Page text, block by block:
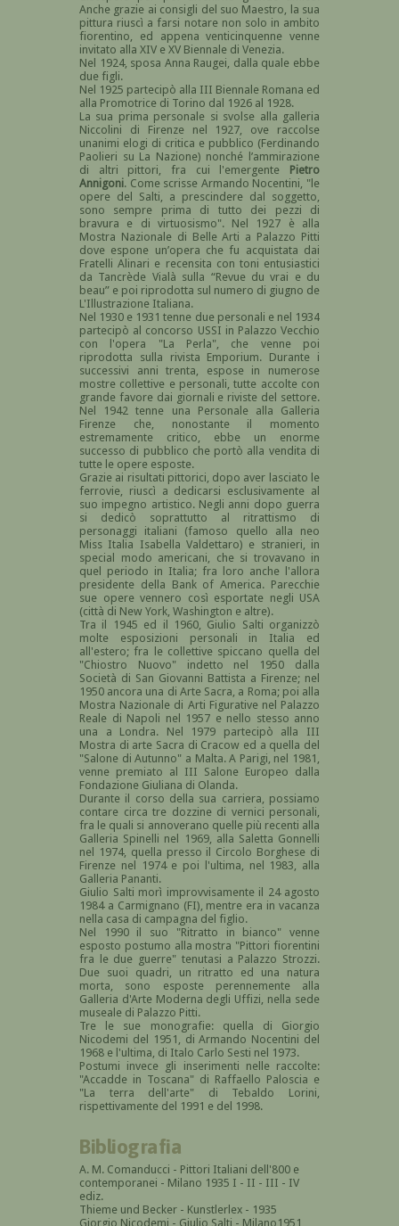
Anche grazie ai consigli del suo Maestro, la sua
pittura riuscì a farsi notare non solo in ambito
fiorentino, ed appena venticinquenne venne
invitato alla XIV e XV Bienna­le di Venezia.
Nel 1924, sposa Anna Raugei, dalla quale ebbe
due figli.
Nel 1925 partecipò alla III Biennale Romana ed
alla Promotrice di Torino dal 1926 al 1928.
La sua prima personale si svolse alla galleria
Niccolini di Firenze nel 1927, ove raccolse
unanimi elogi di critica e pubblico (Ferdi­nando
Paolieri su La Nazione) nonché l’ammirazione
di altri pittori, fra cui l'emergente Pietro
Annigoni. Come scrisse Armando Nocentini, "le
opere del Salti, a prescindere dal soggetto,
sono sempre prima di tutto dei pezzi di
bravura e di virtuosismo". Nel 1927 è alla
Mostra Nazionale di Belle Arti a Palazzo Pitti
dove espone un’opera che fu acquistata dai
Fratelli Alinari e recensita con toni entusiastici
da Tancrède Vialà sulla “Revue du vrai e du
beau” e poi riprodotta sul numero di giugno de
L'Illustrazione Italiana.
Nel 1930 e 1931 tenne due personali e nel 1934
partecipò al concorso USSI in Palazzo Vecchio
con l'opera "La Perla", che venne poi
riprodotta sulla rivista Emporium. Durante i
successivi anni trenta, espose in numerose
mostre collettive e personali, tutte accolte con
grande favore dai giornali e riviste del settore.
Nel 1942 tenne una Personale alla Galleria
Firenze che, nonostante il momento
estremamente critico, ebbe un enorme
successo di pubblico che portò alla vendita di
tutte le opere esposte.
Grazie ai risultati pittorici, dopo aver lasciato le
ferrovie, riuscì a dedicarsi esclusivamente al
suo impegno artistico. Negli anni dopo guerra
si dedicò soprattutto al ritrattismo di
personaggi italiani (famoso quello alla neo
Miss Italia Isabella Valdettaro) e stranieri, in
special modo americani, che si trovavano in
quel periodo in Italia; fra loro anche l'allora
presidente della Bank of America. Parecchie
sue opere vennero così esportate negli USA
(città di New York, Washington e altre).
Tra il 1945 ed il 1960, Giulio Salti organizzò
molte esposizioni personali in Italia ed
all'estero; fra le collettive spiccano quella del
"Chiostro Nuovo" indetto nel 1950 dalla
Società di San Giovanni Battista a Firenze; nel
1950 ancora una di Arte Sacra, a Roma; poi alla
Mostra Nazionale di Arti Figurative nel Palazzo
Reale di Napoli nel 1957 e nello stesso anno
una a Londra. Nel 1979 partecipò alla III
Mostra di arte Sacra di Cracow ed a quella del
"Salone di Autunno" a Malta. A Parigi, nel 1981,
venne premiato al III Salone Europeo dalla
Fondazione Giuliana di Olanda.
Durante il corso della sua carriera, possiamo
contare circa tre dozzine di vernici personali,
fra le quali si annoverano quelle più recenti alla
Galleria Spinelli nel 1969, alla Saletta Gonnelli
nel 1974, quella presso il Circolo Borghese di
Firenze nel 1974 e poi l'ultima, nel 1983, alla
Galleria Pananti.
Giulio Salti morì improvvisamente il 24 agosto
1984 a Carmignano (FI), mentre era in vacanza
nella casa di campagna del figlio.
Nel 1990 il suo "Ritratto in bianco" venne
esposto postumo alla mostra "Pittori fiorentini
fra le due guerre" tenutasi a Palazzo Strozzi.
Due suoi quadri, un ritratto ed una natura
morta, sono esposte perennemente alla
Galleria d'Arte Moderna degli Uffizi, nella sede
museale di Palazzo Pitti.
Tre le sue monografie: quella di Giorgio
Nicodemi del 1951, di Armando Nocentini del
1968 e l'ultima, di Italo Carlo Sesti nel 1973.
Postumi invece gli inserimenti nelle raccolte:
"Accadde in Toscana" di Raffaello Paloscia e
"La terra dell'arte" di Tebaldo Lorini,
rispettivamente del 1991 e del 1998.
Bibliografia
A. M. Comanducci - Pittori Italiani dell'800 e
contemporanei - Milano 1935 I - II - III - IV
ediz.
Thieme und Becker - Kunstlerlex - 1935
Giorgio Nicodemi - Giulio Salti - Milano1951